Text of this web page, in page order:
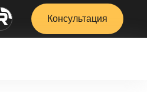
Консультация